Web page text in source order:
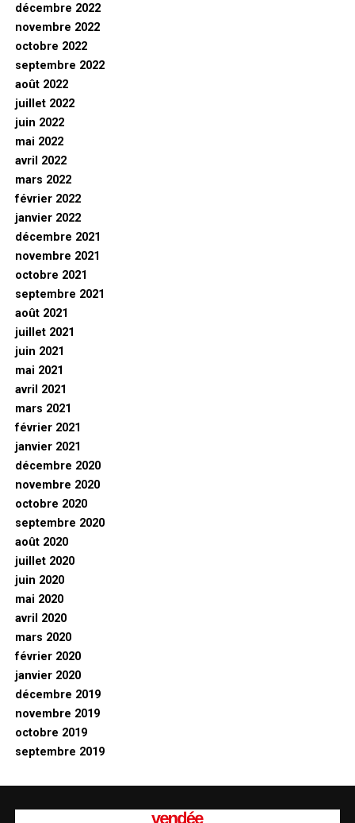
décembre 2022
novembre 2022
octobre 2022
septembre 2022
août 2022
juillet 2022
juin 2022
mai 2022
avril 2022
mars 2022
février 2022
janvier 2022
décembre 2021
novembre 2021
octobre 2021
septembre 2021
août 2021
juillet 2021
juin 2021
mai 2021
avril 2021
mars 2021
février 2021
janvier 2021
décembre 2020
novembre 2020
octobre 2020
septembre 2020
août 2020
juillet 2020
juin 2020
mai 2020
avril 2020
mars 2020
février 2020
janvier 2020
décembre 2019
novembre 2019
octobre 2019
septembre 2019